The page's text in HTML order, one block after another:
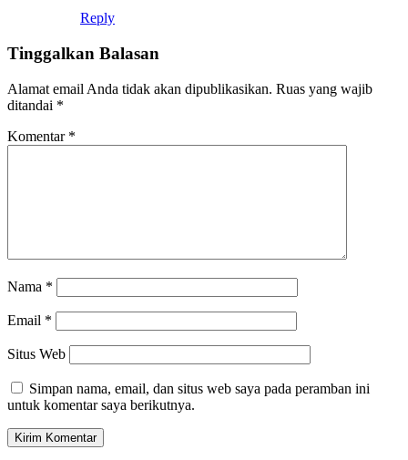
Reply
Tinggalkan Balasan
Alamat email Anda tidak akan dipublikasikan. Ruas yang wajib
ditandai *
Komentar *
Nama *
Email *
Situs Web
Simpan nama, email, dan situs web saya pada peramban ini
untuk komentar saya berikutnya.